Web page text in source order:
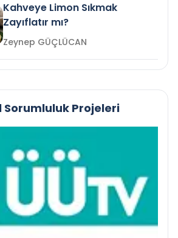
Kahveye Limon Sıkmak
Zayıflatır mı?
Zeynep GÜÇLÜCAN
Sorumluluk Projeleri